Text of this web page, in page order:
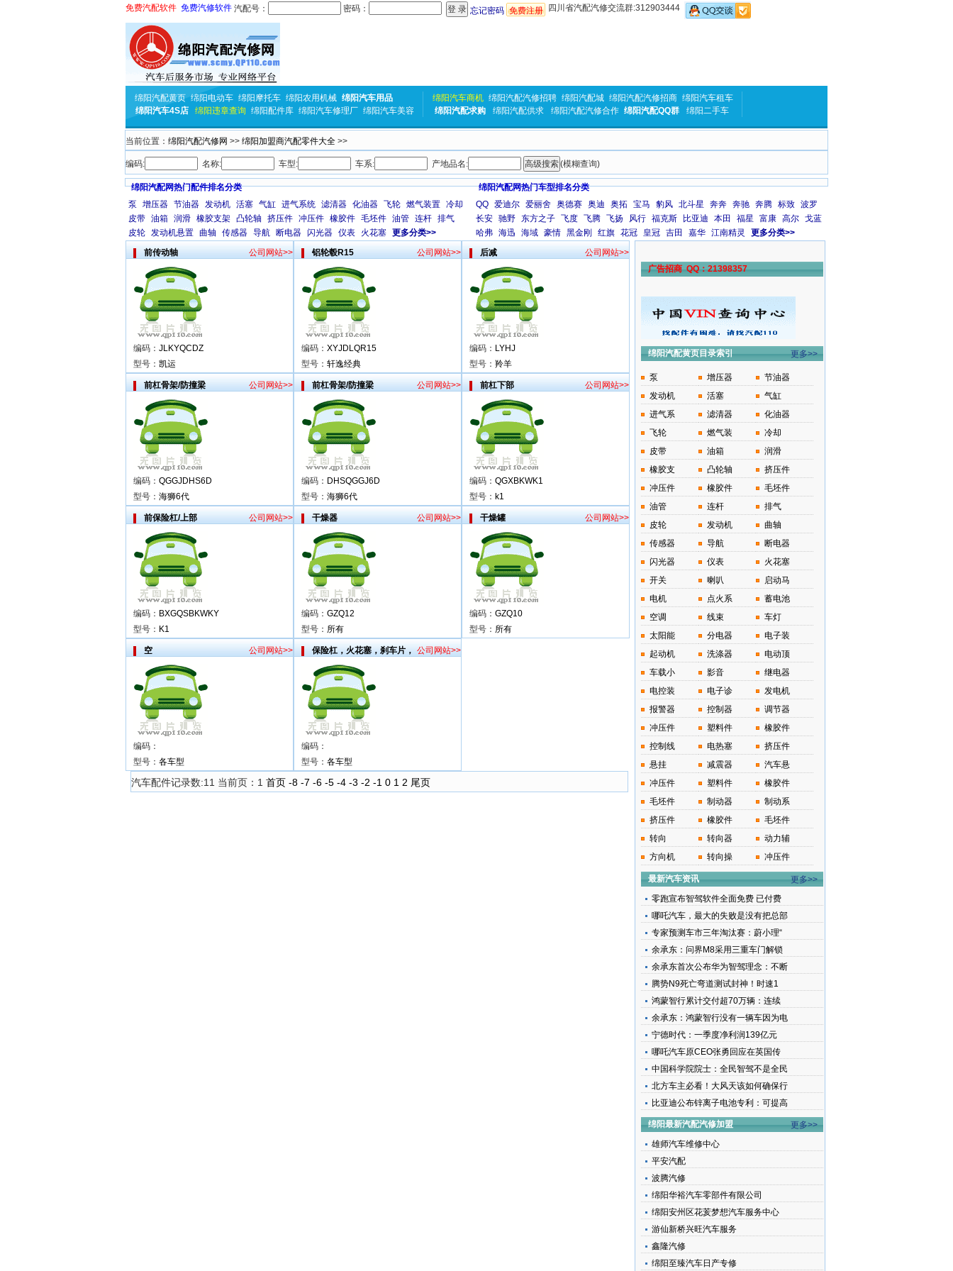
免费汽配软件 免费汽修软件 汽配号： 密码： 忘记密码 免费注册 四川省汽配汽修交流群:312903444
绵阳汽配黄页 绵阳电动车 绵阳摩托车 绵阳农用机械 绵阳汽车用品
绵阳汽车4S店
绵阳违章查询 绵阳配件库 绵阳汽车修理厂 绵阳汽车美容
绵阳汽车商机 绵阳汽配汽修招聘 绵阳汽配城 绵阳汽配汽修招商 绵阳汽车租车
绵阳汽配求购
绵阳汽配供求 绵阳汽配汽修合作 绵阳汽配QQ群 绵阳二手车
当前位置： 绵阳汽配汽修网 >> 绵阳加盟商汽配零件大全 >>
编码: 名称: 车型: 车系: 产地品名: (模糊查询)
绵阳汽配网热门配件排名分类
泵
增压器 节油器 发动机 活塞 气缸 进气系统 滤清器 化油器 飞轮 燃气装置 冷却
皮带 油箱 润滑 橡胶支架 凸轮轴 挤压件 冲压件 橡胶件 毛坯件 油管 连杆 排气
皮轮 发动机悬置 曲轴 传感器 导航 断电器 闪光器 仪表 火花塞 更多分类>>
绵阳汽配网热门车型排名分类
QQ 爱迪尔 爱丽舍 奥德赛 奥迪 奥拓 宝马 豹风 北斗星 奔奔 奔驰 奔腾 标致 波罗
长安 驰野 东方之子 飞度 飞腾 飞扬 风行 福克斯 比亚迪 本田 福星 富康 高尔 戈蓝
哈弗 海迅 海域 豪情 黑金刚 红旗 花冠 皇冠 吉田 嘉华 江南精灵
更多分类>>
前传动轴
公司网站>>
编码： JLKYQCDZ
型号： 凯运
铝轮毂R15 公司网站>>
编码： XYJDLQR15
型号： 轩逸经典
后减 公司网站>>
编码： LYHJ
型号： 羚羊
前杠骨架/防撞梁 公司网站>>
编码： QGGJDHS6D
型号： 海狮6代
前杠骨架/防撞梁 公司网站>>
编码： DHSQGGJ6D
型号： 海狮6代
前杠下部 公司网站>>
编码： QGXBKWK1
型号： k1
前保险杠/上部 公司网站>>
编码： BXGQSBKWKY
型号： K1
干燥器 公司网站>>
编码： GZQ12
型号： 所有
干燥罐 公司网站>>
编码： GZQ10
型号： 所有
空 公司网站>>
编码：
型号： 各车型
保险杠，火花塞，刹车片， 公司网站>>
编码：
型号： 各车型
汽车配件记录数:11 当前页：1 首页 -8 -7 -6 -5 -4 -3 -2 -1 0 1 2 尾页
广告招商 QQ：21398357
绵阳汽配黄页目录索引 更多>>
泵 增压器
节油器
发动机
活塞
气缸
进气系
滤清器
化油器
飞轮
燃气装
冷却
皮带
油箱
润滑
橡胶支
凸轮轴
挤压件
冲压件
橡胶件
毛坯件
油管
连杆
排气
皮轮
发动机
曲轴
传感器
导航
断电器
闪光器
仪表
火花塞
开关
喇叭
启动马
电机
点火系
蓄电池
空调
线束
车灯
太阳能
分电器
电子装
起动机
洗涤器
电动顶
车载小
影音
继电器
电控装
电子诊
发电机
报警器
控制器
调节器
冲压件
塑料件
橡胶件
控制线
电热塞
挤压件
悬挂
减震器
汽车悬
冲压件
塑料件
橡胶件
毛坯件
制动器
制动系
挤压件
橡胶件
毛坯件
转向
转向器
动力辅
方向机
转向操 冲压件
最新汽车资讯
更多>>
零跑宣布智驾软件全面免费 已付费
哪吒汽车，最大的失败是没有把总部
专家预测车市三年淘汰赛：蔚小理“
余承东：问界M8采用三重车门解锁
余承东首次公布华为智驾理念：不断
腾势N9死亡弯道测试封神！时速1
鸿蒙智行累计交付超70万辆：连续
余承东：鸿蒙智行没有一辆车因为电
宁德时代：一季度净利润139亿元
哪吒汽车原CEO张勇回应在英国传
中国科学院院士：全民智驾不是全民
北方车主必看！大风天该如何确保行
比亚迪公布锌离子电池专利：可提高
绵阳最新汽配汽修加盟
更多>>
雄师汽车维修中心
平安汽配
波腾汽修
绵阳华裕汽车零部件有限公司
绵阳安州区花荄梦想汽车服务中心
游仙新桥兴旺汽车服务
鑫隆汽修
绵阳至臻汽车日产专修